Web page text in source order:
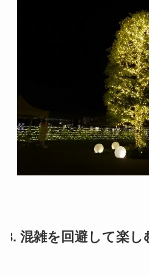
3. 混雑を回避して楽